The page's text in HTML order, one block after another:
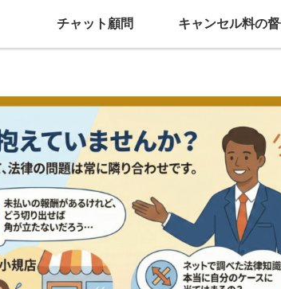
チャット顧問 キャンセル料の